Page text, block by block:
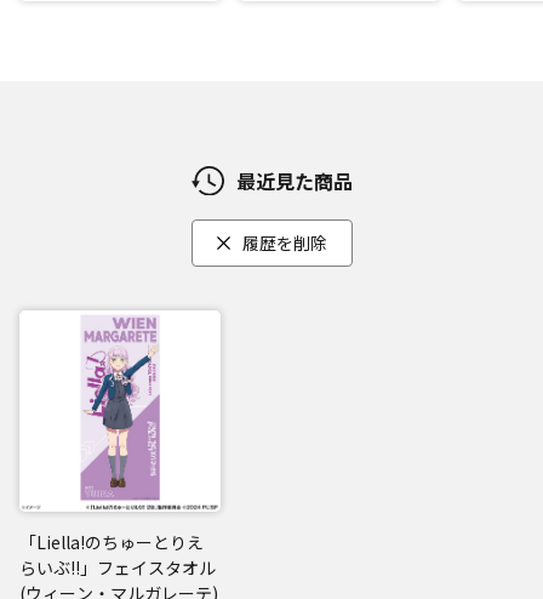
最近見た商品
履歴を削除
「Liella!のちゅーとりえ
らいぶ!!」フェイスタオル
(ウィーン・マルガレーテ)